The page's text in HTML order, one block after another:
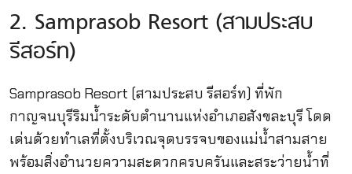
2. Samprasob Resort (สามประสบ
รีสอร์ท)
Samprasob Resort (สามประสบ รีสอร์ท) ที่พัก
กาญจนบุรีริมน้ําระดับตำนานแห่งอำเภอสังขละบุรี โดด
เด่นด้วยทำเลที่ตั้งบริเวณจุดบรรจบของแม่น้ำสามสาย
พร้อมสิ่งอำนวยความสะดวกครบครันและสระว่ายน้ำที่